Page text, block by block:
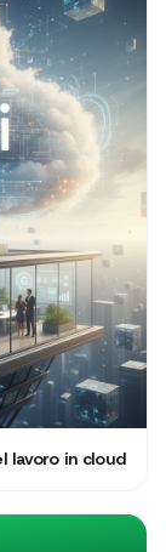
lavoro in cloud